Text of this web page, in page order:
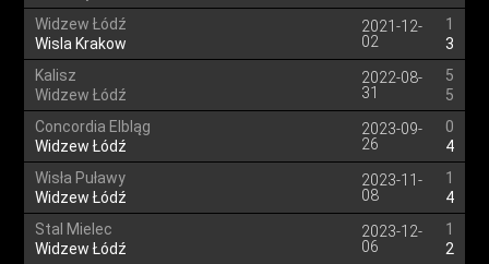
Widzew Łódź
Wisla Krakow
2021-12-
02
1
3
Kalisz
Widzew Łódź
2022-08-
31
5
5
Concordia Elbląg
Widzew Łódź
2023-09-
26
0
4
Wisła Puławy
Widzew Łódź
2023-11-
08
1
4
Stal Mielec
Widzew Łódź
2023-12-
06
1
2